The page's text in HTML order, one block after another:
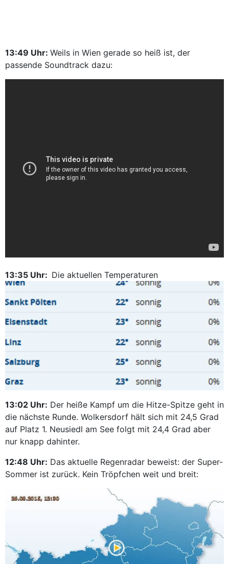
13:49 Uhr: Weils in Wien gerade so heiß ist, der
passende Soundtrack dazu:
13:35 Uhr: Die aktuellen Temperaturen
13:02 Uhr: Der heiße Kampf um die Hitze-Spitze geht in
die nächste Runde. Wolkersdorf hält sich mit 24,5 Grad
auf Platz 1. Neusiedl am See folgt mit 24,4 Grad aber
nur knapp dahinter.
12:48 Uhr: Das aktuelle Regenradar beweist: der Super-
Sommer ist zurück. Kein Tröpfchen weit und breit: